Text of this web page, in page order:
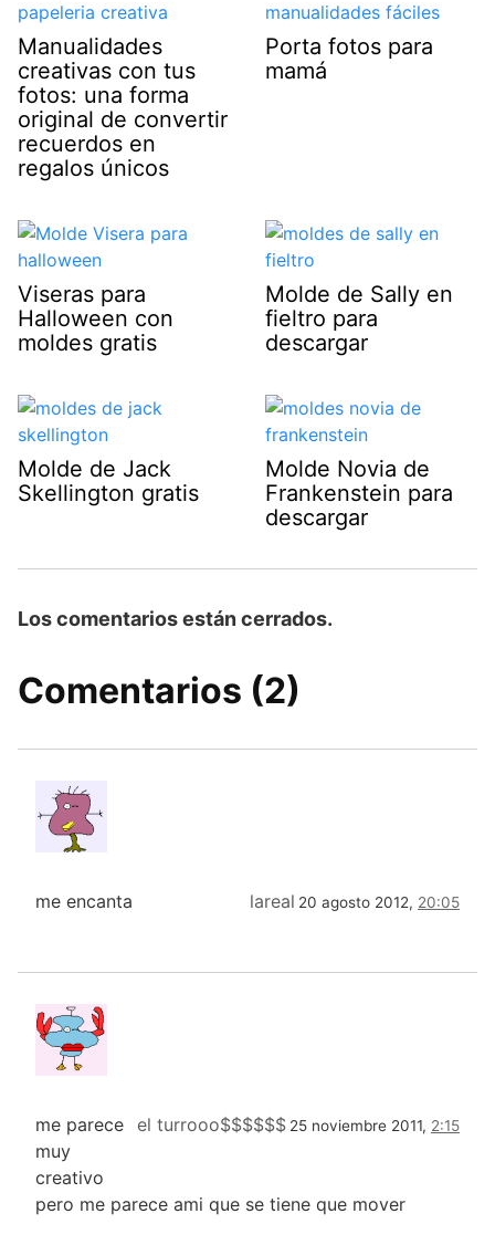
Manualidades
creativas con tus
fotos: una forma
original de convertir
recuerdos en
regalos únicos
Porta fotos para
mamá
Viseras para
Halloween con
moldes gratis
Molde de Sally en
fieltro para
descargar
Molde de Jack
Skellington gratis
Molde Novia de
Frankenstein para
descargar
Los comentarios están cerrados.
Comentarios (2)
lareal 20 agosto 2012, 20:05
me encanta
el turrooo$$$$$$ 25 noviembre 2011, 2:15
me parece
muy
creativo
pero me parece ami que se tiene que mover